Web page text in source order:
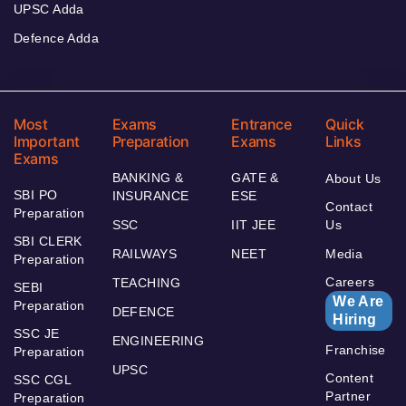
UPSC Adda
Defence Adda
Most
Important
Exams
SBI PO
Preparation
SBI CLERK
Preparation
SEBI
Preparation
SSC JE
Preparation
SSC CGL
Preparation
Exams
Preparation
BANKING &
INSURANCE
SSC
RAILWAYS
TEACHING
DEFENCE
ENGINEERING
UPSC
Entrance
Exams
GATE &
ESE
IIT JEE
NEET
Quick
Links
About Us
Contact
Us
Media
Careers
We Are
Hiring
Franchise
Content
Partner